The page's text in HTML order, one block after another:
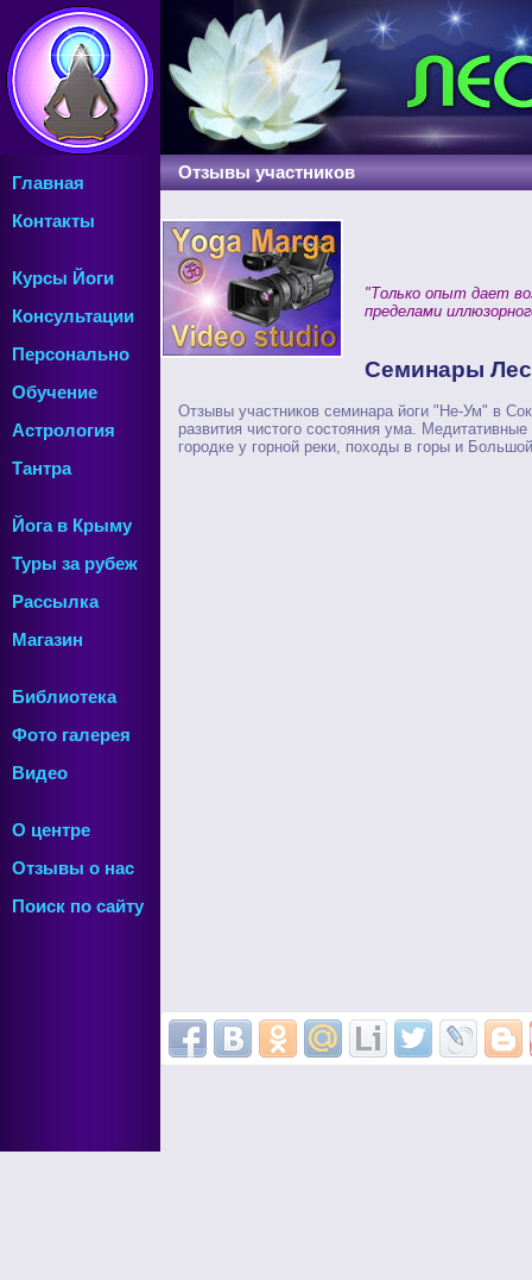
Главная
Контакты
Курсы Йоги
Консультации
Персонально
Обучение
Астрология
Тантра
Йога в Крыму
Туры за рубеж
Рассылка
Магазин
Библиотека
Фото галерея
Видео
О центре
Отзывы о нас
Поиск по сайту
Отзывы участников
"Только опыт дает
пределами
Семинары
Отзывы участников семинара йоги "Не-Ум" в
развития чистого состояния ума.
городке у горной реки, походы в горы и